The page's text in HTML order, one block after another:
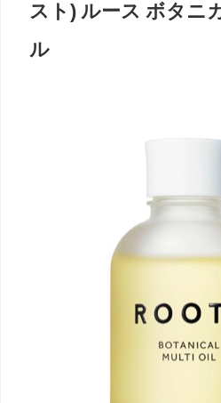
スト) ルース ボタニ
ル